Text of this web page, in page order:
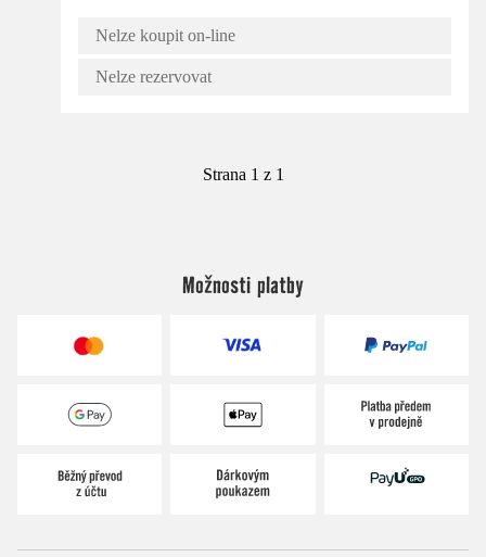
Nelze koupit on-line
Nelze rezervovat
Strana 1 z 1
Možnosti platby